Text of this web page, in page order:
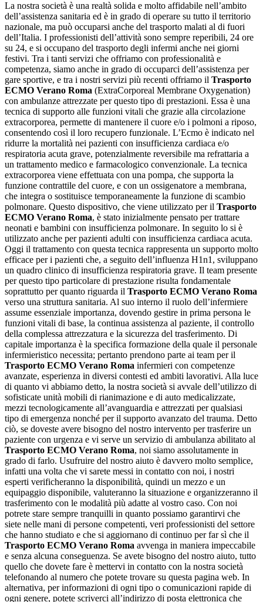
La nostra società è una realtà solida e molto affidabile nell’ambito
dell’assistenza sanitaria ed è in grado di operare su tutto il territorio
nazionale, ma può occuparsi anche del trasporto malati al di fuori
dell’Italia. I professionisti dell’attività sono sempre reperibili, 24 ore
su 24, e si occupano del trasporto degli infermi anche nei giorni
festivi. Tra i tanti servizi che offriamo con professionalità e
competenza, siamo anche in grado di occuparci dell’assistenza per
gare sportive, e tra i nostri servizi più recenti offriamo il Trasporto
ECMO Verano Roma (ExtraCorporeal Membrane Oxygenation)
con ambulanze attrezzate per questo tipo di prestazioni. Essa è una
tecnica di supporto alle funzioni vitali che grazie alla circolazione
extracorporea, permette di mantenere il cuore e/o i polmoni a riposo,
consentendo così il loro recupero funzionale. L’Ecmo è indicato nel
ridurre la mortalità nei pazienti con insufficienza cardiaca e/o
respiratoria acuta grave, potenzialmente reversibile ma refrattaria a
un trattamento medico e farmacologico convenzionale. La tecnica
extracorporea viene effettuata con una pompa, che supporta la
funzione contrattile del cuore, e con un ossigenatore a membrana,
che integra o sostituisce temporaneamente la funzione di scambio
polmonare. Questo dispositivo, che viene utilizzato per il Trasporto
ECMO Verano Roma, è stato inizialmente pensato per trattare
neonati e bambini con insufficienza polmonare. In seguito lo si è
utilizzato anche per pazienti adulti con insufficienza cardiaca acuta.
Oggi il trattamento con questa tecnica rappresenta un supporto molto
efficace per i pazienti che, a seguito dell’influenza H1n1, sviluppano
un quadro clinico di insufficienza respiratoria grave. Il team presente
per questo tipo particolare di prestazione risulta fondamentale
soprattutto per quanto riguarda il Trasporto ECMO Verano Roma
verso una struttura sanitaria. Al suo interno il ruolo dell’infermiere
assume essenziale importanza, dovendo gestire in prima persona le
funzioni vitali di base, la continua assistenza al paziente, il controllo
della complessa attrezzatura e la sicurezza del trasferimento. Di
capitale importanza è la specifica formazione della quale il personale
infermieristico necessita; pertanto prendono parte ai team per il
Trasporto ECMO Verano Roma infermieri con competenze
avanzate, esperienza in diversi contesti ed ambiti lavorativi. Alla luce
di quanto vi abbiamo detto, la nostra società si avvale dell’utilizzo di
sofisticate unità mobili di rianimazione e di auto medicalizzate,
mezzi tecnologicamente all’avanguardia e attrezzati per qualsiasi
tipo di emergenza nonché per il supporto avanzato del trauma. Detto
ciò, se doveste avere bisogno del nostro intervento per trasferire un
paziente con urgenza e vi serve un servizio di ambulanza abilitato al
Trasporto ECMO Verano Roma, noi siamo assolutamente in
grado di farlo. Usufruire del nostro aiuto è davvero molto semplice,
infatti una volta che vi sarete messi in contatto con noi, i nostri
esperti verificheranno la disponibilità, quindi un mezzo e un
equipaggio disponibile, valuteranno la situazione e organizzeranno il
trasferimento con le modalità più adatte al vostro caso. Con noi
potrete stare sempre tranquilli in quanto possiamo garantirvi che
siete nelle mani di persone competenti, veri professionisti del settore
che hanno studiato e che si aggiornano di continuo per far sì che il
Trasporto ECMO Verano Roma avvenga in maniera impeccabile
e senza alcuna conseguenza. Se avete bisogno del nostro aiuto, tutto
quello che dovete fare è mettervi in contatto con la nostra società
telefonando al numero che potete trovare su questa pagina web. In
alternativa, per informazioni di ogni tipo o comunicazioni rapide di
ogni genere, potete scriverci all’indirizzo di posta elettronica che